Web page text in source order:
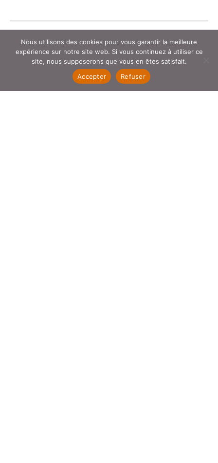
navigateur pour mon prochain commentaire.
Nous utilisons des cookies pour vous garantir la meilleure
expérience sur notre site web. Si vous continuez à utiliser ce
site, nous supposerons que vous en êtes satisfait.
Accepter
Refuser